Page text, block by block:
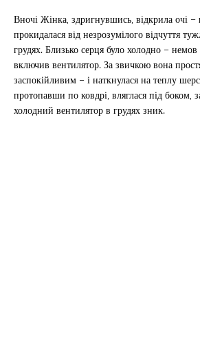
Вночі Жінка, здригнувшись, відкрила очі
прокидалася від незрозумілого відчуття
грудях. Близько серця було холодно – немов
включив вентилятор. За звичкою вона
заспокійливим – і наткнулася на теплу
протопавши по ковдрі, вляглася під боком,
холодний вентилятор в грудях зник.